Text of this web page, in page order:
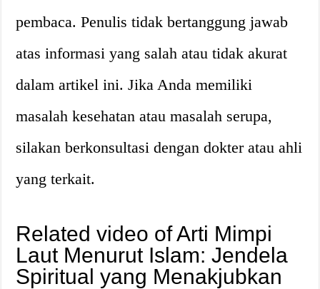
pembaca. Penulis tidak bertanggung jawab
atas informasi yang salah atau tidak akurat
dalam artikel ini. Jika Anda memiliki
masalah kesehatan atau masalah serupa,
silakan berkonsultasi dengan dokter atau ahli
yang terkait.
Related video of Arti Mimpi
Laut Menurut Islam: Jendela
Spiritual yang Menakjubkan